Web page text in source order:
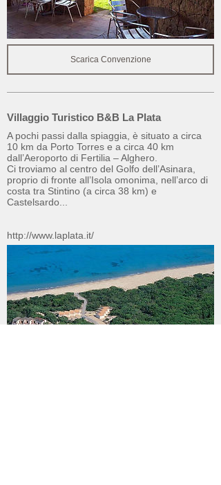
Scarica Convenzione
Villaggio Turistico B&B La Plata
A pochi passi dalla spiaggia, è situato a circa
10 km da Porto Torres e a circa 40 km
dall’Aeroporto di Fertilia – Alghero.
Ci troviamo al centro del Golfo dell’Asinara,
proprio di fronte all’Isola omonima, nell’arco di
costa tra Stintino (a circa 38 km) e
Castelsardo...
http://www.laplata.it/